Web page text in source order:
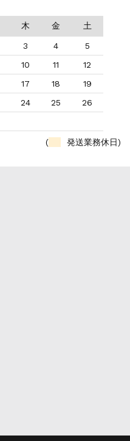
木 金 土
3 4
5
10 11
12
17 18
19
24 25
26
( 発送業務休日)